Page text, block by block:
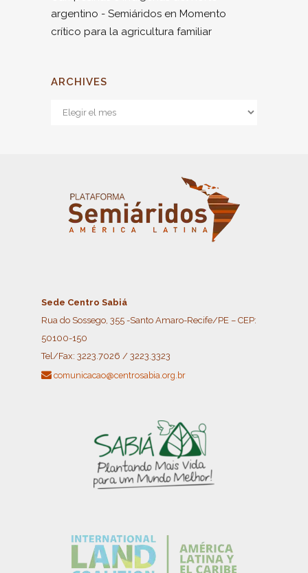
argentino - Semiáridos en Momento
crítico para la agricultura familiar
ARCHIVES
Archives
Sede Centro Sabiá
Rua do Sossego, 355 -Santo Amaro-Recife/PE – CEP:
50100-150
Tel/Fax: 3223.7026 / 3223.3323
comunicacao@centrosabia.org.br